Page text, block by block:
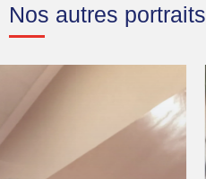
Nos autres portraits